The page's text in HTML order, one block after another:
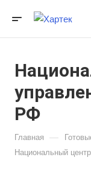
РФ
Главная —
Национальный